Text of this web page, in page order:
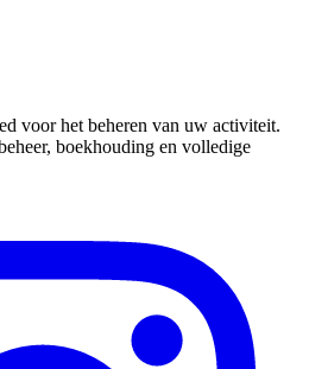
voor het beheren van uw activiteit.
boekhouding en volledige